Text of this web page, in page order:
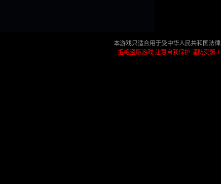
本游戏只适合用于受中华人民共和国法
拒绝盗版游戏 注意自我保护 谨防受骗